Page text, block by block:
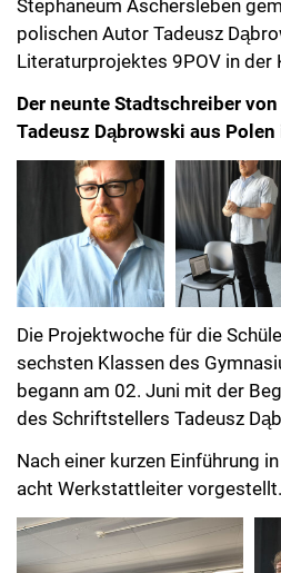
Stephaneum Aschersleben
polischen Autor Tadeusz
Literaturprojektes 9POV in der
Der neunte Stadtschreiber
Tadeusz Dąbrowski aus
Die Projektwoche für die
sechsten Klassen des
begann am 02. Juni mit der
des Schriftstellers Tadeusz
Nach einer kurzen Einführung
acht Werkstattleiter vorgestellt.